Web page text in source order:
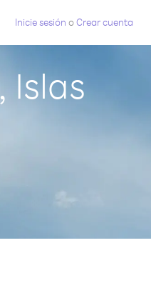
Inicie sesión oCrear cuenta
Islas